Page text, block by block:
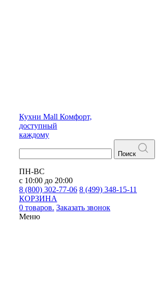
Кухни Mall Комфорт,
доступный
каждому
Поиск
ПН-ВС
с 10:00 до 20:00
8 (800) 302-77-06 8 (499) 348-15-11
КОРЗИНА
0 товаров. Заказать звонок
Меню